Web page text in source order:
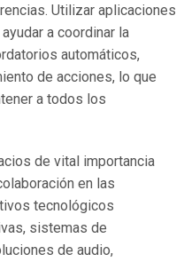
Utilizar aplicaciones
a coordinar la
automáticos,
de acciones, lo que
a todos los
de vital importancia
en las
tecnológicos
sistemas de
de audio,